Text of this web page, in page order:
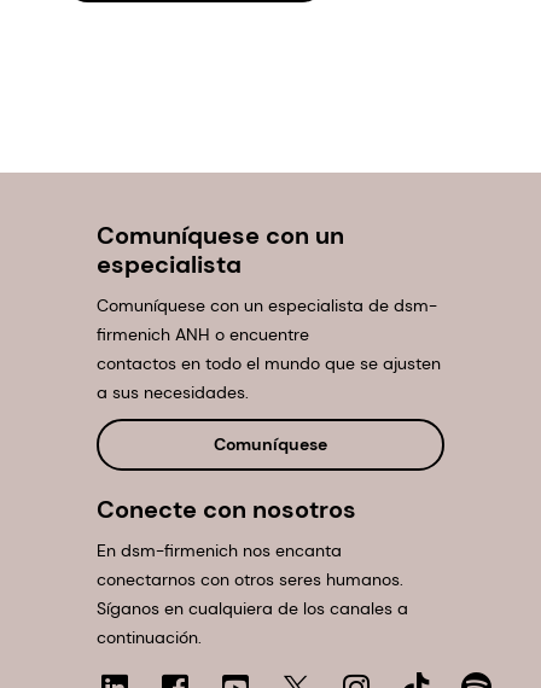
Comuníquese con un
especialista
Comuníquese con un especialista de dsm-
firmenich ANH o encuentre
contactos en todo el mundo que se ajusten
a sus necesidades.
Comuníquese
Conecte con nosotros
En dsm-firmenich nos encanta
conectarnos con otros seres humanos.
Síganos en cualquiera de los canales a
continuación.